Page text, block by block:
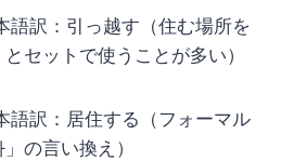
語訳：引っ越す（住む場所を
セットで使うことが多い）
語訳：居住する（フォーマル
の言い換え）